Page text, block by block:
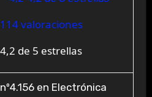
114 valoraciones
4,2 de 5 estrellas
nº4.156 en Electrónica